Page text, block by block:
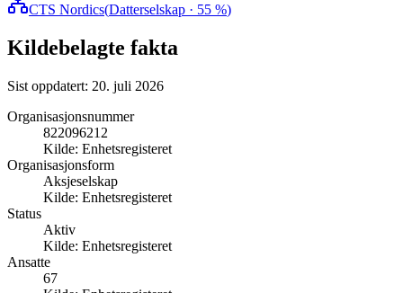
CTS Nordics(Datterselskap · 55 %)
Kildebelagte fakta
Sist oppdatert: 20. juli 2026
Organisasjonsnummer
822096212
Kilde: Enhetsregisteret
Organisasjonsform
Aksjeselskap
Kilde: Enhetsregisteret
Status
Aktiv
Kilde: Enhetsregisteret
Ansatte
67